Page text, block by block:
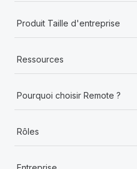
Produit Taille d'entreprise
Ressources
Pourquoi choisir Remote ?
Rôles